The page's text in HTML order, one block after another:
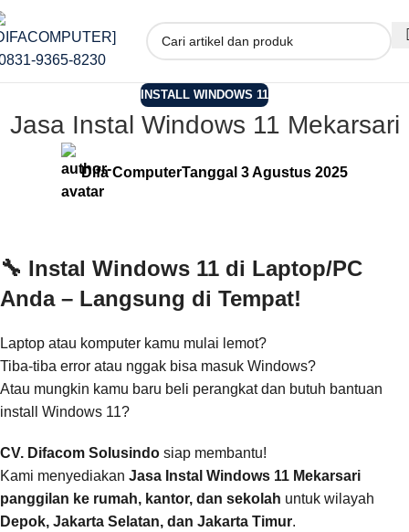
INSTALL WINDOWS 11
Jasa Instal Windows 11 Mekarsari
Difa ComputerTanggal 3 Agustus 2025
🔧 Instal Windows 11 di Laptop/PC
Anda – Langsung di Tempat!
Laptop atau komputer kamu mulai lemot?
Tiba-tiba error atau nggak bisa masuk Windows?
Atau mungkin kamu baru beli perangkat dan butuh bantuan
install Windows 11?
CV. Difacom Solusindo siap membantu!
Kami menyediakan Jasa Instal Windows 11 Mekarsari
panggilan ke rumah, kantor, dan sekolah untuk wilayah
Depok, Jakarta Selatan, dan Jakarta Timur.